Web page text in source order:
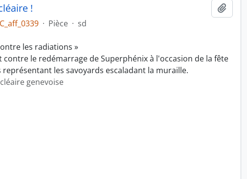
!
· Pièce · sd
les radiations »
le redémarrage de Superphénix à l'occasion de la fête
représentant les savoyards escaladant la muraille.
genevoise